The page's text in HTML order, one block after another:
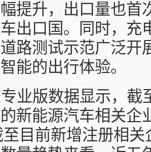
提升，出口量也首
出口国。同时，充
路测试示范广泛开
能的出行体验。
业版数据显示，截
新能源汽车相关企
目前新增注册相